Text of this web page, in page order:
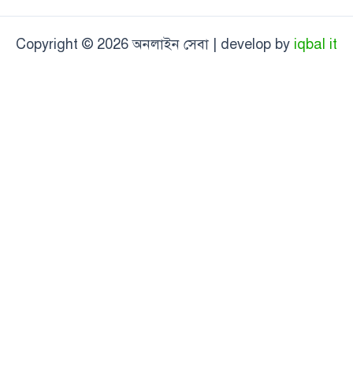
Copyright © 2026 অনলাইন সেবা | develop by iqbal it